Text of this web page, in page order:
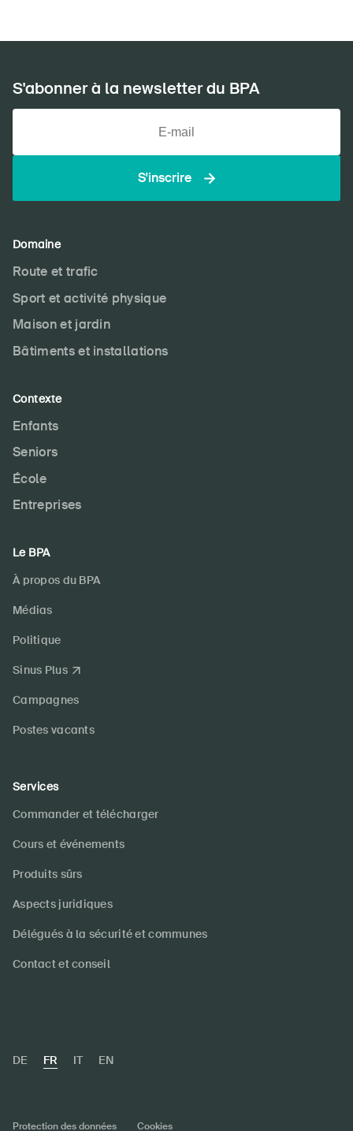
S'abonner à la newsletter du BPA
S'inscrire
Domaine
Route et trafic
Sport et activité physique
Maison et jardin
Bâtiments et installations
Contexte
Enfants
Seniors
École
Entreprises
Le BPA
À propos du BPA
Médias
Politique
Sinus Plus
Campagnes
Postes vacants
Services
Commander et télécharger
Cours et événements
Produits sûrs
Aspects juridiques
Délégués à la sécurité et communes
Contact et conseil
DE FR IT EN
Protection des données Cookies